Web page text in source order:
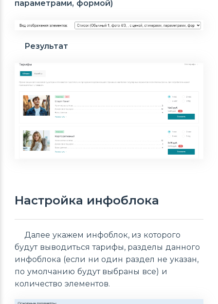
параметрами, формой)
Результат
Настройка инфоблока
Далее укажем инфоблок, из которого
будут выводиться тарифы, разделы данного
инфоблока (если ни один раздел не указан,
по умолчанию будут выбраны все) и
количество элементов.